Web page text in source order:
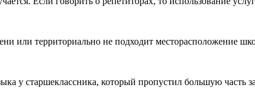
или территориально не подходит месторасположение
у старшеклассника, который пропустил большую